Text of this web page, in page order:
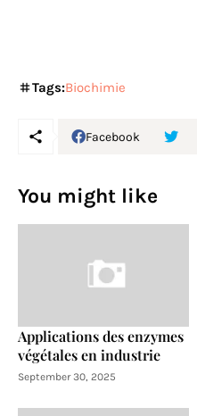
Tags:Biochimie
Facebook
You might like
Applications des enzymes
végétales en industrie
September 30, 2025